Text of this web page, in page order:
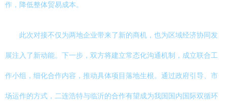
作，降低整体贸易成本。
此次对接不仅为两地企业带来了新的商机，也为区域经济协同发
展注入了新动能。下一步，双方将建立常态化沟通机制，成立联合工
作小组，细化合作内容，推动具体项目落地生根。通过政府引导、市
场运作的方式，二连浩特与临沂的合作有望成为我国国内国际双循环